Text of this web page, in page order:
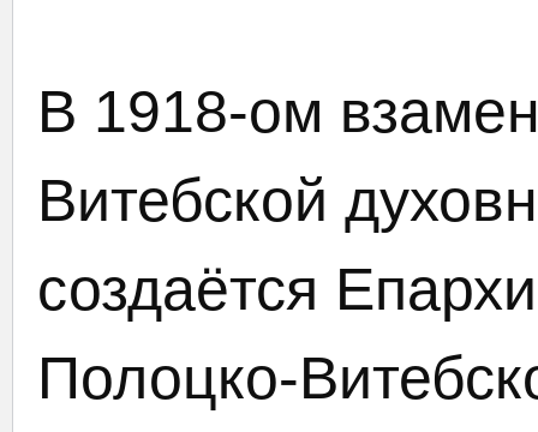
В 1918-ом
Витебской
создаётся
Полоцко-